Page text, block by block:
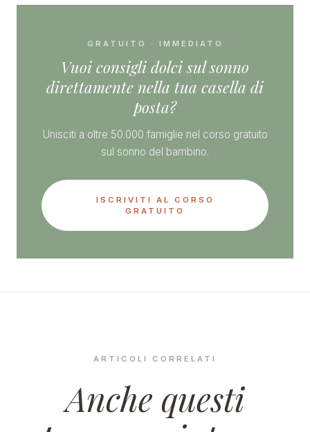
GRATUITO · IMMEDIATO
Vuoi consigli dolci sul sonno
direttamente nella tua casella di
posta?
Unisciti a oltre 50.000 famiglie nel corso gratuito
sul sonno del bambino.
ISCRIVITI AL CORSO
GRATUITO
ARTICOLI CORRELATI
Anche questi